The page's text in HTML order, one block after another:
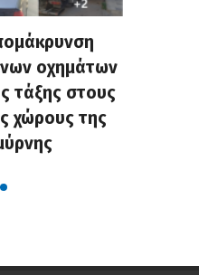
οχημάτων
τάξης στους
χώρους της